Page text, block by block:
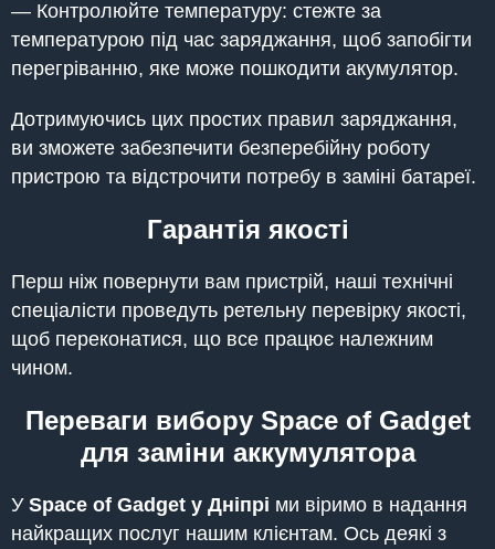
— Контролюйте температуру: стежте за
температурою під час заряджання, щоб запобігти
перегріванню, яке може пошкодити акумулятор.
Дотримуючись цих простих правил заряджання,
ви зможете забезпечити безперебійну роботу
пристрою та відстрочити потребу в заміні батареї.
Гарантія якості
Перш ніж повернути вам пристрій, наші технічні
спеціалісти проведуть ретельну перевірку якості,
щоб переконатися, що все працює належним
чином.
Переваги вибору Space of Gadget
для заміни аккумулятора
У Space of Gadget у Дніпрі ми віримо в надання
найкращих послуг нашим клієнтам. Ось деякі з